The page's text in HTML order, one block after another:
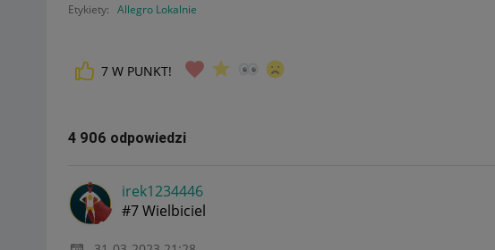
Etykiety: Allegro Lokalnie
7 W PUNKT!
4 906 odpowiedzi
irek1234446
#7 Wielbiciel